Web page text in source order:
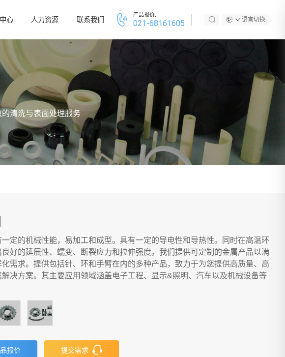
心 人力资源 联系我们
产品报价:
021-68161605 语言切换
清洗与表面处理服务
一定的机械性能，易加工和成型。具有一定的导电性和导热性。同时在高温环
好的延展性、蠕变、断裂应力和拉伸强度。我们提供可定制的金属产品以满
化需求。提供包括针、环和手臂在内的多种产品，致力于为您提供高质量、高
决方案。其主要应用领域涵盖电子工程、显示&照明、汽车以及机械设备等
报价 提交需求